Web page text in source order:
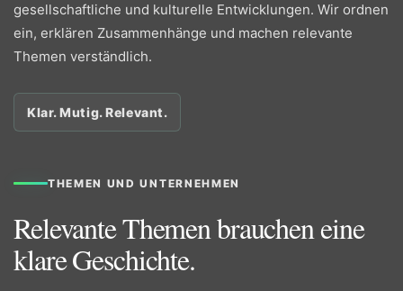
gesellschaftliche und kulturelle Entwicklungen. Wir ordnen
ein, erklären Zusammenhänge und machen relevante
Themen verständlich.
Klar. Mutig. Relevant.
THEMEN UND UNTERNEHMEN
Relevante Themen brauchen eine
klare Geschichte.